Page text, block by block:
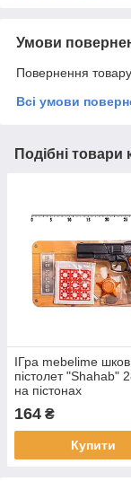
Умови
Повернення
Всі умови
Подібні товари
ІГра mebelime
пістолет "Shahab"
на пістонах
164 ₴
Купити